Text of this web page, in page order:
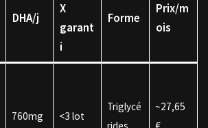
DHA/j
X
garant
i
Forme
Prix/m
ois
760mg <3 lot
Triglycé
~27,65